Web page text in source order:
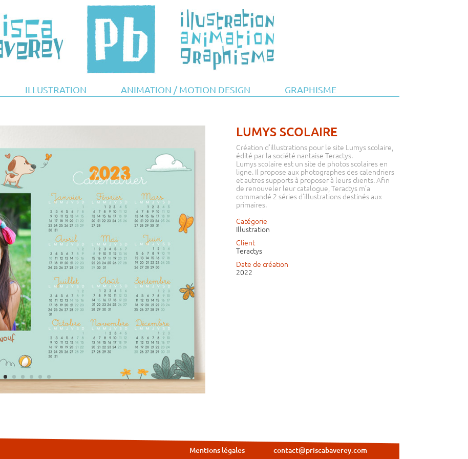
ILLUSTRATION ANIMATION / MOTION DESIGN GRAPHISME
LUMYS SCOLAIRE
Création d’illustrations pour le site Lumys scolaire,
édité par la société nantaise Teractys.
Lumys scolaire est un site de photos scolaires en
ligne. Il propose aux photographes des calendriers
et autres supports à proposer à leurs clients. Afin
de renouveler leur catalogue, Teractys m’a
commandé 2 séries d’illustrations destinés aux
primaires.
Catégorie
Illustration
Client
Teractys
Date de création
2022
Mentions légales contact@priscabaverey.com